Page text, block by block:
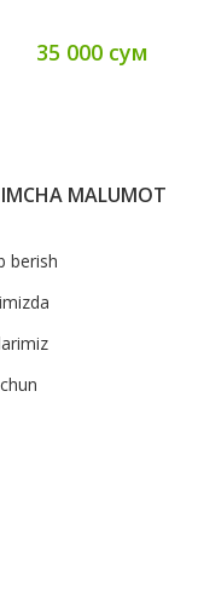
35 000 сум
MALUMOT
berish